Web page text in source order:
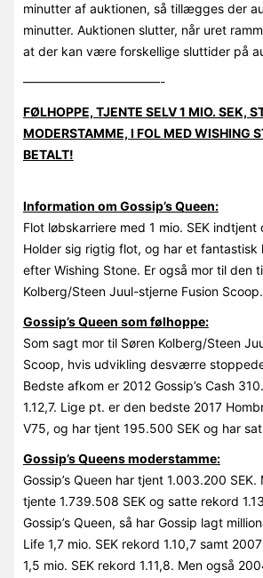
minutter af auktionen, så tillægges der
minutter. Auktionen slutter, når uret
at der kan være forskellige sluttider på
———————————-
FØLHOPPE, TJENTE SELV 1 MIO. SEK,
MODERSTAMME, I FOL MED WISHING
BETALT!
Information om Gossip’s Queen:
Flot løbskarriere med 1 mio. SEK indtjent
Holder sig rigtig flot, og har et
efter Wishing Stone. Er også mor til den
Kolberg/Steen Juul-stjerne Fusion Scoop.
Gossip’s Queen som følhoppe:
Som sagt mor til Søren Kolberg/Steen
Scoop, hvis udvikling desværre
Bedste afkom er 2012 Gossip’s Cash
1.12,7. Lige pt. er den bedste 2017
V75, og har tjent 195.500 SEK og har
Gossip’s Queens moderstamme:
Gossip’s Queen har tjent 1.003.200 SEK.
tjente 1.739.508 SEK og satte rekord
Gossip’s Queen, så har Gossip lagt
Life 1,7 mio. SEK rekord 1.10,7 samt 2007
1,5 mio. SEK rekord 1.11,8. Men også